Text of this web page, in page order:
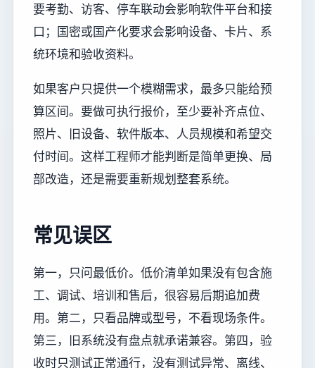
要考勤、访客、停车联动会影响软件平台和接
口；国密或国产化要求会影响设备、卡片、系
统环境和验收资料。
如果客户只提供一个模糊需求，最多只能给预
算区间。要做可执行报价，至少要补齐点位、
照片、旧设备、软件版本、人员规模和希望交
付时间。这样工程师才能判断是简单更换、局
部改造，还是需要重新规划整套系统。
常见误区
第一，只问最低价。低价清单如果没有包含施
工、调试、培训和售后，很容易后期追加费
用。第二，只看品牌或型号，不看现场条件。
第三，旧系统没有盘点就承诺兼容。第四，验
收时只测试正常通行，没有测试异常、离线、